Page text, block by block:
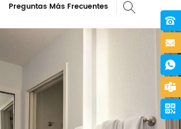
Preguntas Más Frecuentes